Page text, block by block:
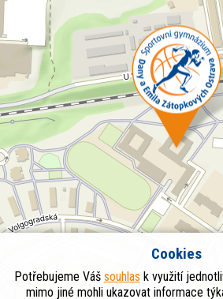
Cookies
Potřebujeme Váš souhlas k využití
mimo jiné mohli ukazovat informace